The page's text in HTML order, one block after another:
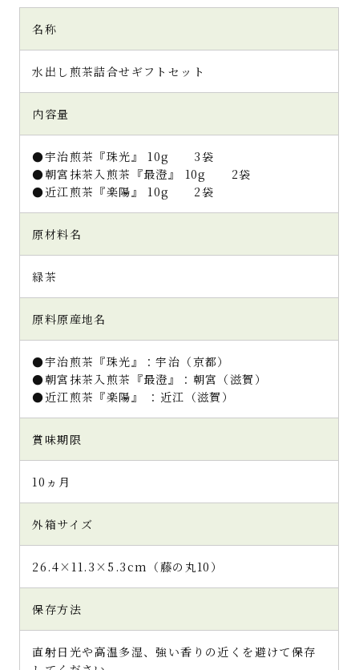
名称
水出し煎茶詰合せギフトセット
内容量
●宇治煎茶『珠光』 10g 3袋
●朝宮抹茶入煎茶『最澄』 10g 2袋
●近江煎茶『楽陽』 10g 2袋
原材料名
緑茶
原料原産地名
●宇治煎茶『珠光』：宇治（京都）
●朝宮抹茶入煎茶『最澄』：朝宮（滋賀）
●近江煎茶『楽陽』 ：近江（滋賀）
賞味期限
10ヵ月
外箱サイズ
26.4×11.3×5.3cm（藤の丸10）
保存方法
直射日光や高温多湿、強い香りの近くを避けて保存